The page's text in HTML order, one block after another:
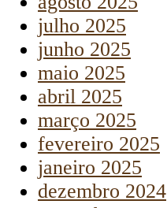
julho 2025
junho 2025
maio 2025
abril 2025
março 2025
fevereiro 2025
janeiro 2025
dezembro 2024